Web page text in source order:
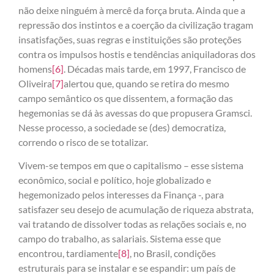
não deixe ninguém à mercê da força bruta. Ainda que a
repressão dos instintos e a coerção da civilização tragam
insatisfações, suas regras e instituições são proteções
contra os impulsos hostis e tendências aniquiladoras dos
homens[6]. Décadas mais tarde, em 1997, Francisco de
Oliveira[7]alertou que, quando se retira do mesmo
campo semântico os que dissentem, a formação das
hegemonias se dá às avessas do que propusera Gramsci.
Nesse processo, a sociedade se (des) democratiza,
correndo o risco de se totalizar.
Vivem-se tempos em que o capitalismo – esse sistema
econômico, social e político, hoje globalizado e
hegemonizado pelos interesses da Finança -, para
satisfazer seu desejo de acumulação de riqueza abstrata,
vai tratando de dissolver todas as relações sociais e, no
campo do trabalho, as salariais. Sistema esse que
encontrou, tardiamente[8], no Brasil, condições
estruturais para se instalar e se espandir: um país de